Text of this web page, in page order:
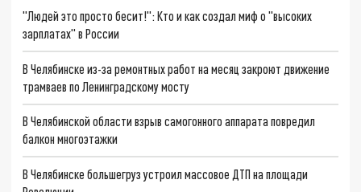
"Людей это просто бесит!": Кто и как создал миф о "высоких
зарплатах" в России
В Челябинске из-за ремонтных работ на месяц закроют движение
трамваев по Ленинградскому мосту
В Челябинской области взрыв самогонного аппарата повредил
балкон многоэтажки
В Челябинске большегруз устроил массовое ДТП на площади